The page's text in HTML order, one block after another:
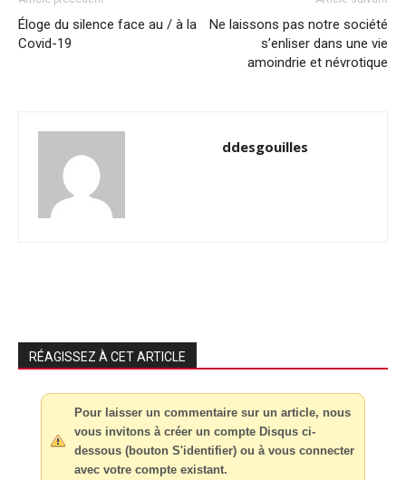
Éloge du silence face au / à la
Covid-19
Ne laissons pas notre société
s’enliser dans une vie
amoindrie et névrotique
ddesgouilles
RÉAGISSEZ À CET ARTICLE
Pour laisser un commentaire sur un article, nous
vous invitons à créer un compte Disqus ci-
dessous (bouton S'identifier) ou à vous connecter
avec votre compte existant.